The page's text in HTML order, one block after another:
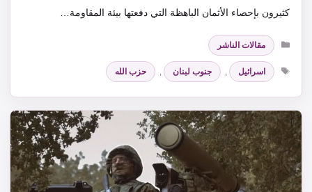
كثيرون بإحصاء الأثمان الباهظة التي دفعتها بيئة المقاومة…
التصنيفات
مقالات الناشر
الوسوم
اسرائيل جنوب لبنان حزب الله